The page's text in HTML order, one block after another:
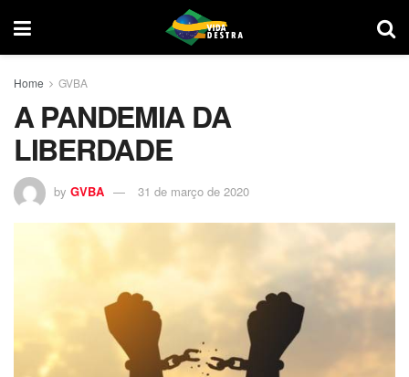
Home GVBA
A PANDEMIA DA
LIBERDADE
by GVBA 31 de março de 2020